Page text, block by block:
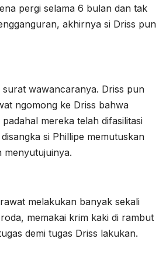
pergi selama 6 bulan dan tak
akhirnya si Driss pun
wawancaranya. Driss pun
ngomong ke Driss bahwa
mereka telah difasilitasi
si Phillipe memutuskan
menyutujuinya.
melakukan banyak sekali
memakai krim kaki di rambut
demi tugas Driss lakukan.